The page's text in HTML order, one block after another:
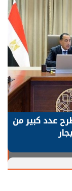
عدد كبير من